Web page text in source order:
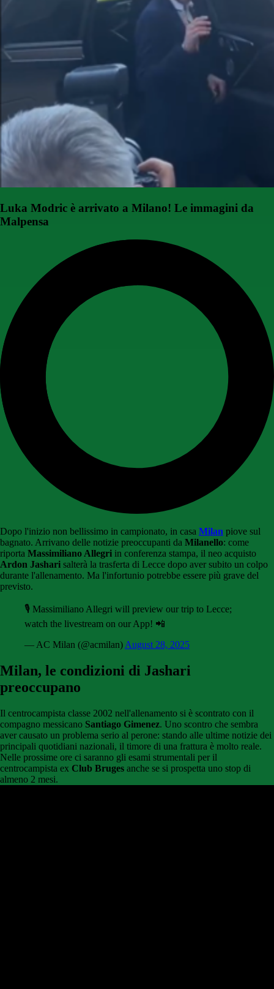
Luka Modric è arrivato a Milano! Le immagini da
Malpensa
Dopo l'inizio non bellissimo in campionato, in casa Milan piove sul
bagnato. Arrivano delle notizie preoccupanti da Milanello: come
riporta Massimiliano Allegri in conferenza stampa, il neo acquisto
Ardon Jashari salterà la trasferta di Lecce dopo aver subito un colpo
durante l'allenamento. Ma l'infortunio potrebbe essere più grave del
previsto.
🎙️ Massimiliano Allegri will preview our trip to Lecce;
watch the livestream on our App! 📲
— AC Milan (@acmilan)August 28, 2025
Milan, le condizioni di Jashari
preoccupano
Il centrocampista classe 2002 nell'allenamento si è scontrato con il
compagno messicano Santiago Gimenez. Uno scontro che sembra
aver causato un problema serio al perone: stando alle ultime notizie dei
principali quotidiani nazionali, il timore di una frattura è molto reale.
Nelle prossime ore ci saranno gli esami strumentali per il
centrocampista ex Club Bruges anche se si prospetta uno stop di
almeno 2 mesi.